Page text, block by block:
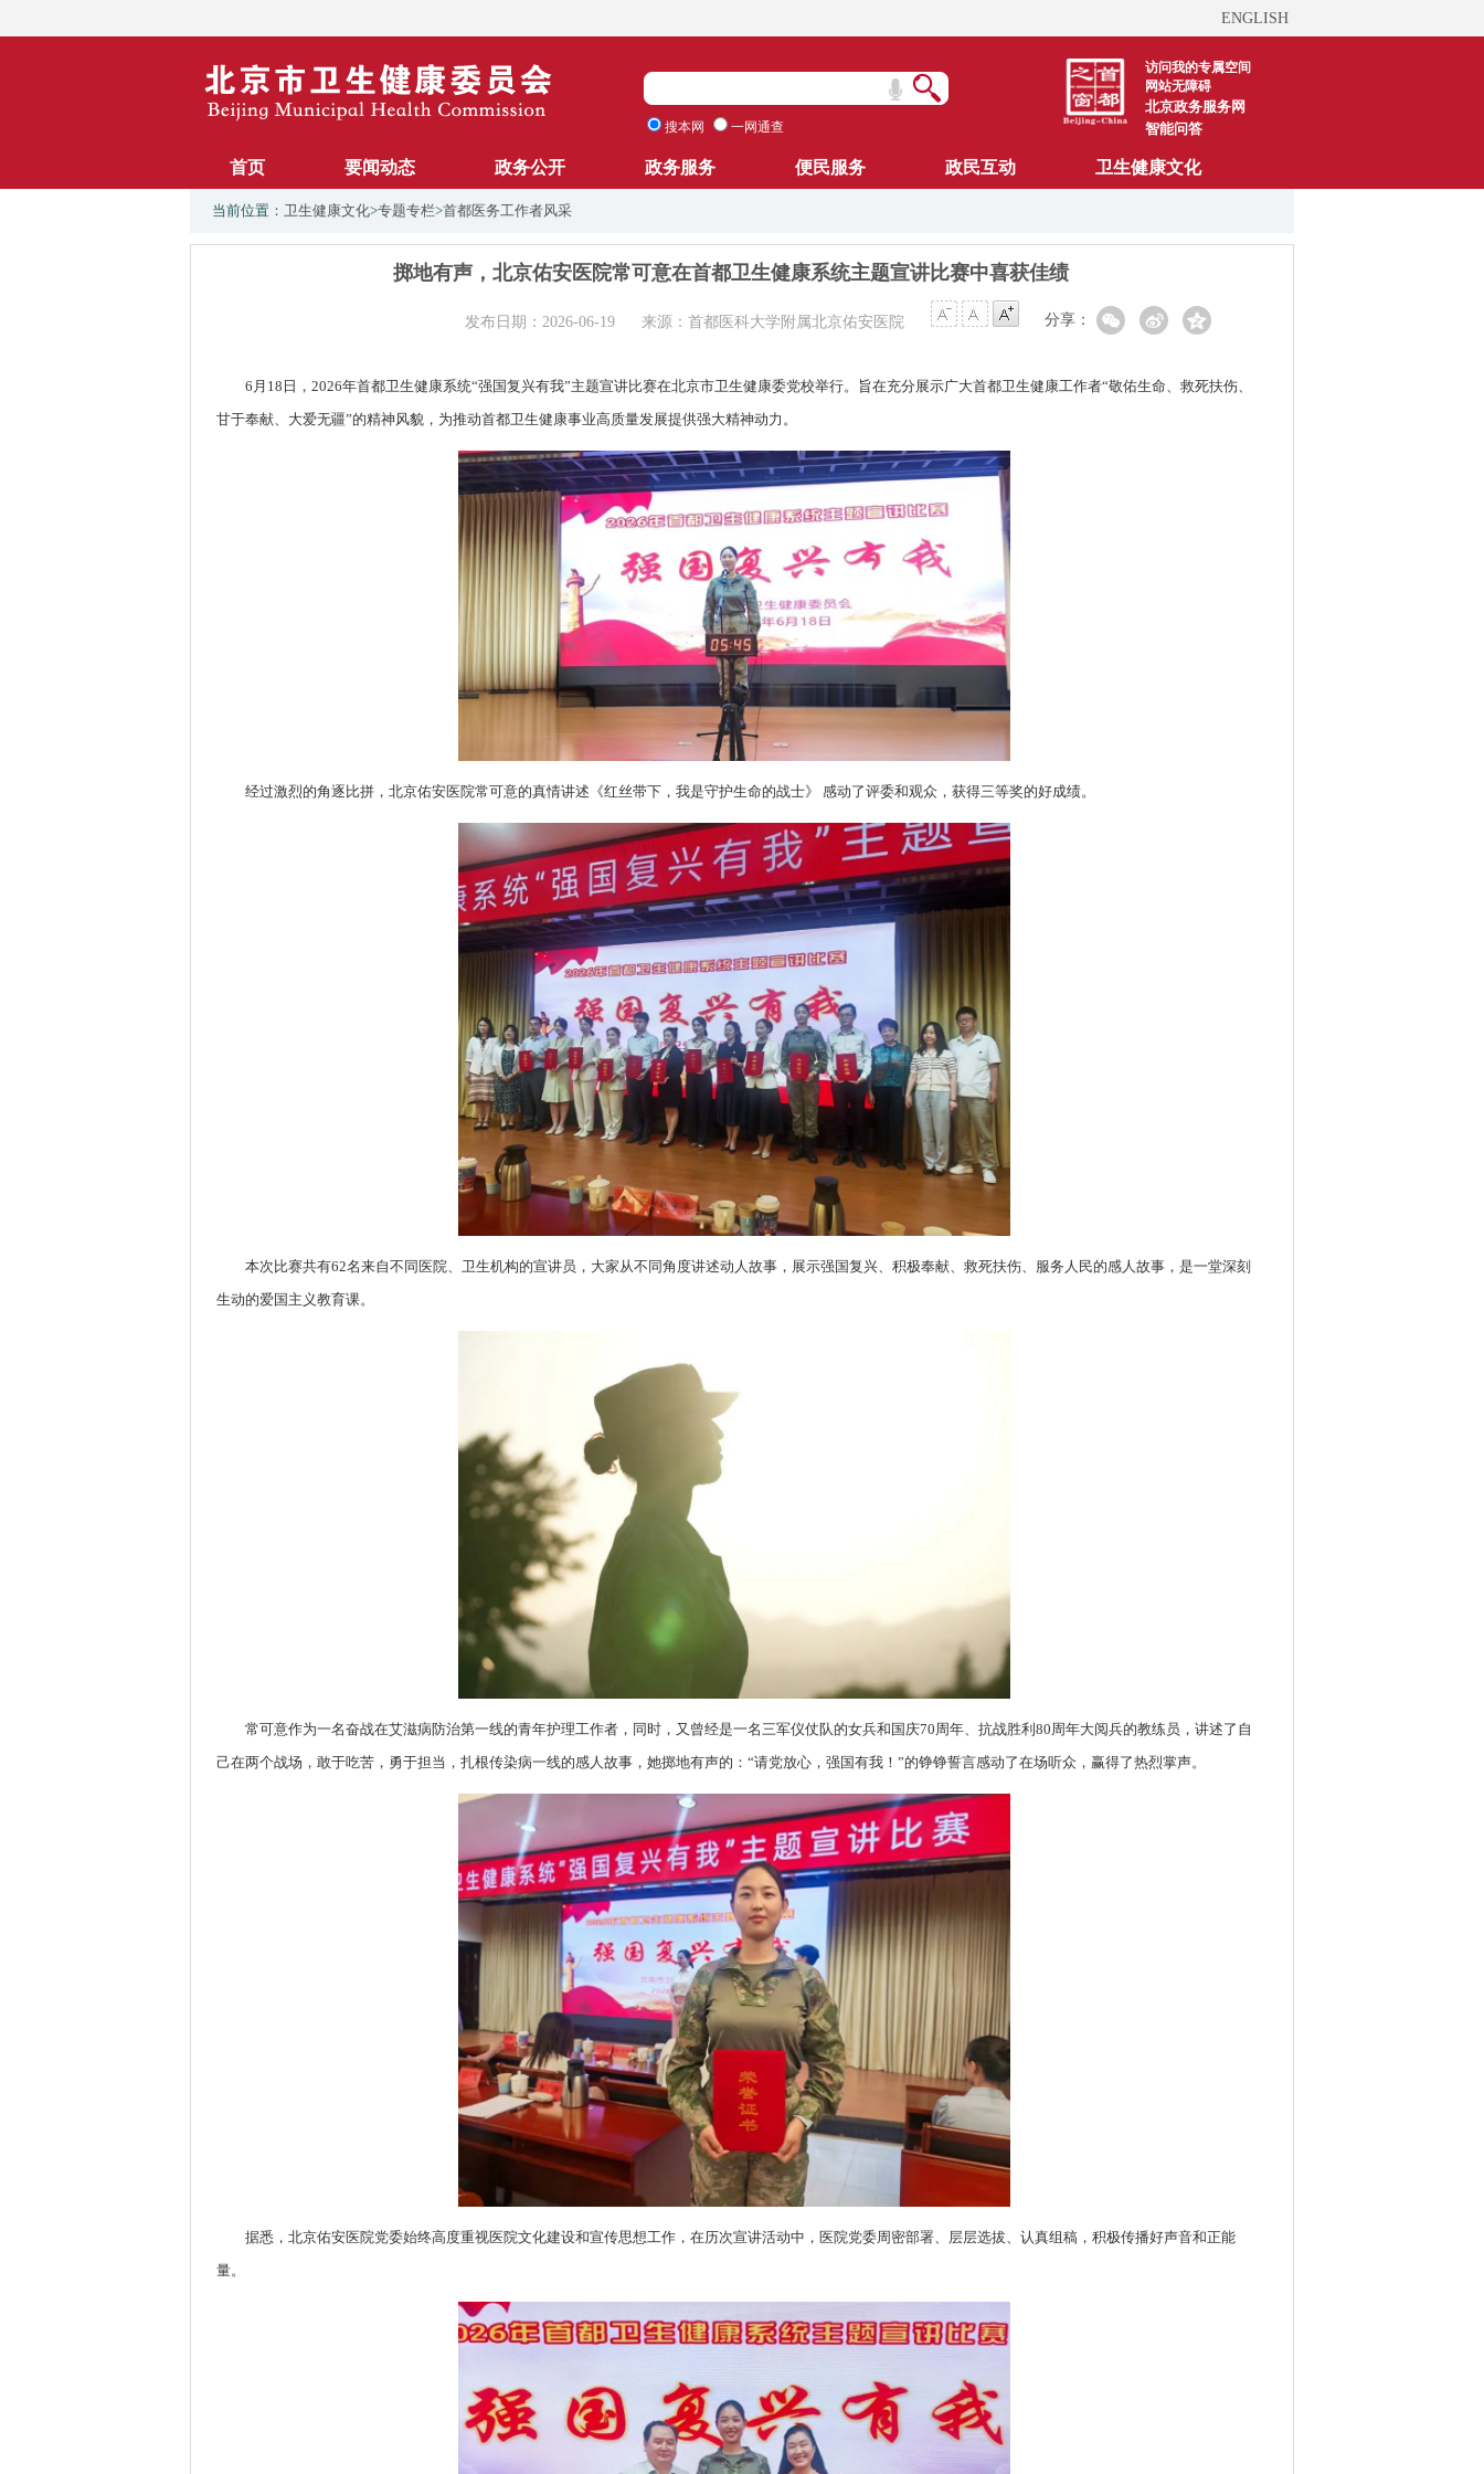
ENGLISH
访问我的专属空间
网站无障碍
北京政务服务网
智能问答
搜本网 一网通查
首页 要闻动态 政务公开 政务服务 便民服务 政民互动 卫生健康文化
当前位置： 卫生健康文化>专题专栏>首都医务工作者风采
掷地有声，北京佑安医院常可意在首都卫生健康系统主题宣讲比赛中喜获佳绩
发布日期：2026-06-19 来源：首都医科大学附属北京佑安医院 分享：
6月18日，2026年首都卫生健康系统“强国复兴有我”主题宣讲比赛在北京市卫生健康委党校举行。旨在充分展示广大首都卫生健康工作者“敬佑生命、救死扶伤、
甘于奉献、大爱无疆”的精神风貌，为推动首都卫生健康事业高质量发展提供强大精神动力。
经过激烈的角逐比拼，北京佑安医院常可意的真情讲述《红丝带下，我是守护生命的战士》 感动了评委和观众，获得三等奖的好成绩。
本次比赛共有62名来自不同医院、卫生机构的宣讲员，大家从不同角度讲述动人故事，展示强国复兴、积极奉献、救死扶伤、服务人民的感人故事，是一堂深刻
生动的爱国主义教育课。
常可意作为一名奋战在艾滋病防治第一线的青年护理工作者，同时，又曾经是一名三军仪仗队的女兵和国庆70周年、抗战胜利80周年大阅兵的教练员，讲述了自
己在两个战场，敢于吃苦，勇于担当，扎根传染病一线的感人故事，她掷地有声的：“请党放心，强国有我！”的铮铮誓言感动了在场听众，赢得了热烈掌声。
据悉，北京佑安医院党委始终高度重视医院文化建设和宣传思想工作，在历次宣讲活动中，医院党委周密部署、层层选拔、认真组稿，积极传播好声音和正能
量。